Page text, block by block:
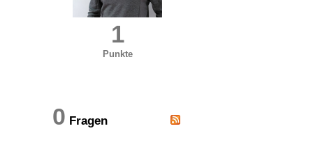
1
Punkte
0 Fragen